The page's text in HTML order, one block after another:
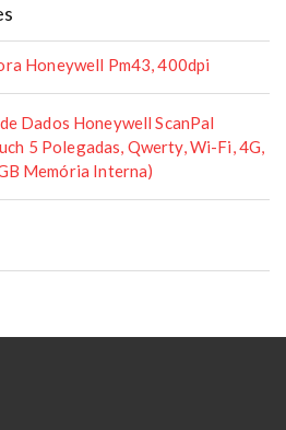
Honeywell Pm43, 400dpi
Dados Honeywell ScanPal
5 Polegadas, Qwerty, Wi-Fi, 4G,
Memória Interna)